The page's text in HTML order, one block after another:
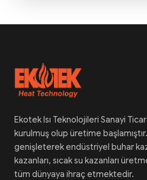
Ekotek Isı Teknolojileri Sanayi
kurulmuş olup üretime
genişleterek endüstriyel buhar
kazanları, sıcak su kazanları
tüm dünyaya ihraç etmektedir.